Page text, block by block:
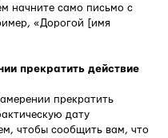
начните само письмо с
«Дорогой [имя
прекратить действие
прекратить
дату
чтобы сообщить вам, что